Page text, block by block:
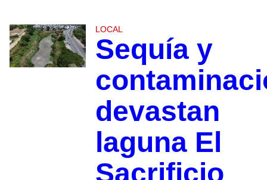
LOCAL
Sequía y
devastan
laguna El
Sacrificio